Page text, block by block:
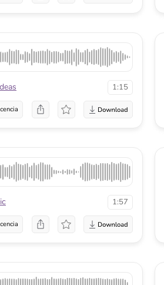
1:15
1:57